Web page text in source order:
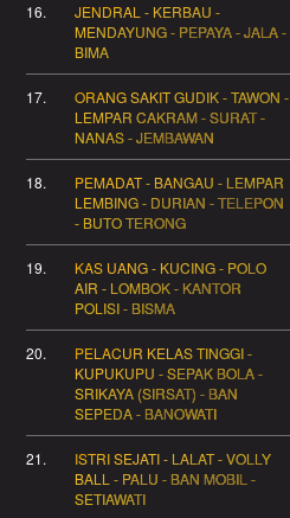
16.
JENDRAL - KERBAU -
MENDAYUNG - PEPAYA - JALA -
BIMA
17.
ORANG SAKIT GUDIK - TAWON -
LEMPAR CAKRAM - SURAT -
NANAS - JEMBAWAN
18.
PEMADAT - BANGAU - LEMPAR
LEMBING - DURIAN - TELEPON
- BUTO TERONG
19.
KAS UANG - KUCING - POLO
AIR - LOMBOK - KANTOR
POLISI - BISMA
20.
PELACUR KELAS TINGGI -
KUPUKUPU - SEPAK BOLA -
SRIKAYA (SIRSAT) - BAN
SEPEDA - BANOWATI
21.
ISTRI SEJATI - LALAT - VOLLY
BALL - PALU - BAN MOBIL -
SETIAWATI